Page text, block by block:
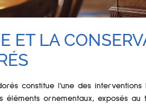
ET LA
constitue l'une des
éléments ornementaux, exposés au